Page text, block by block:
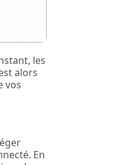
les
alors
vos
En